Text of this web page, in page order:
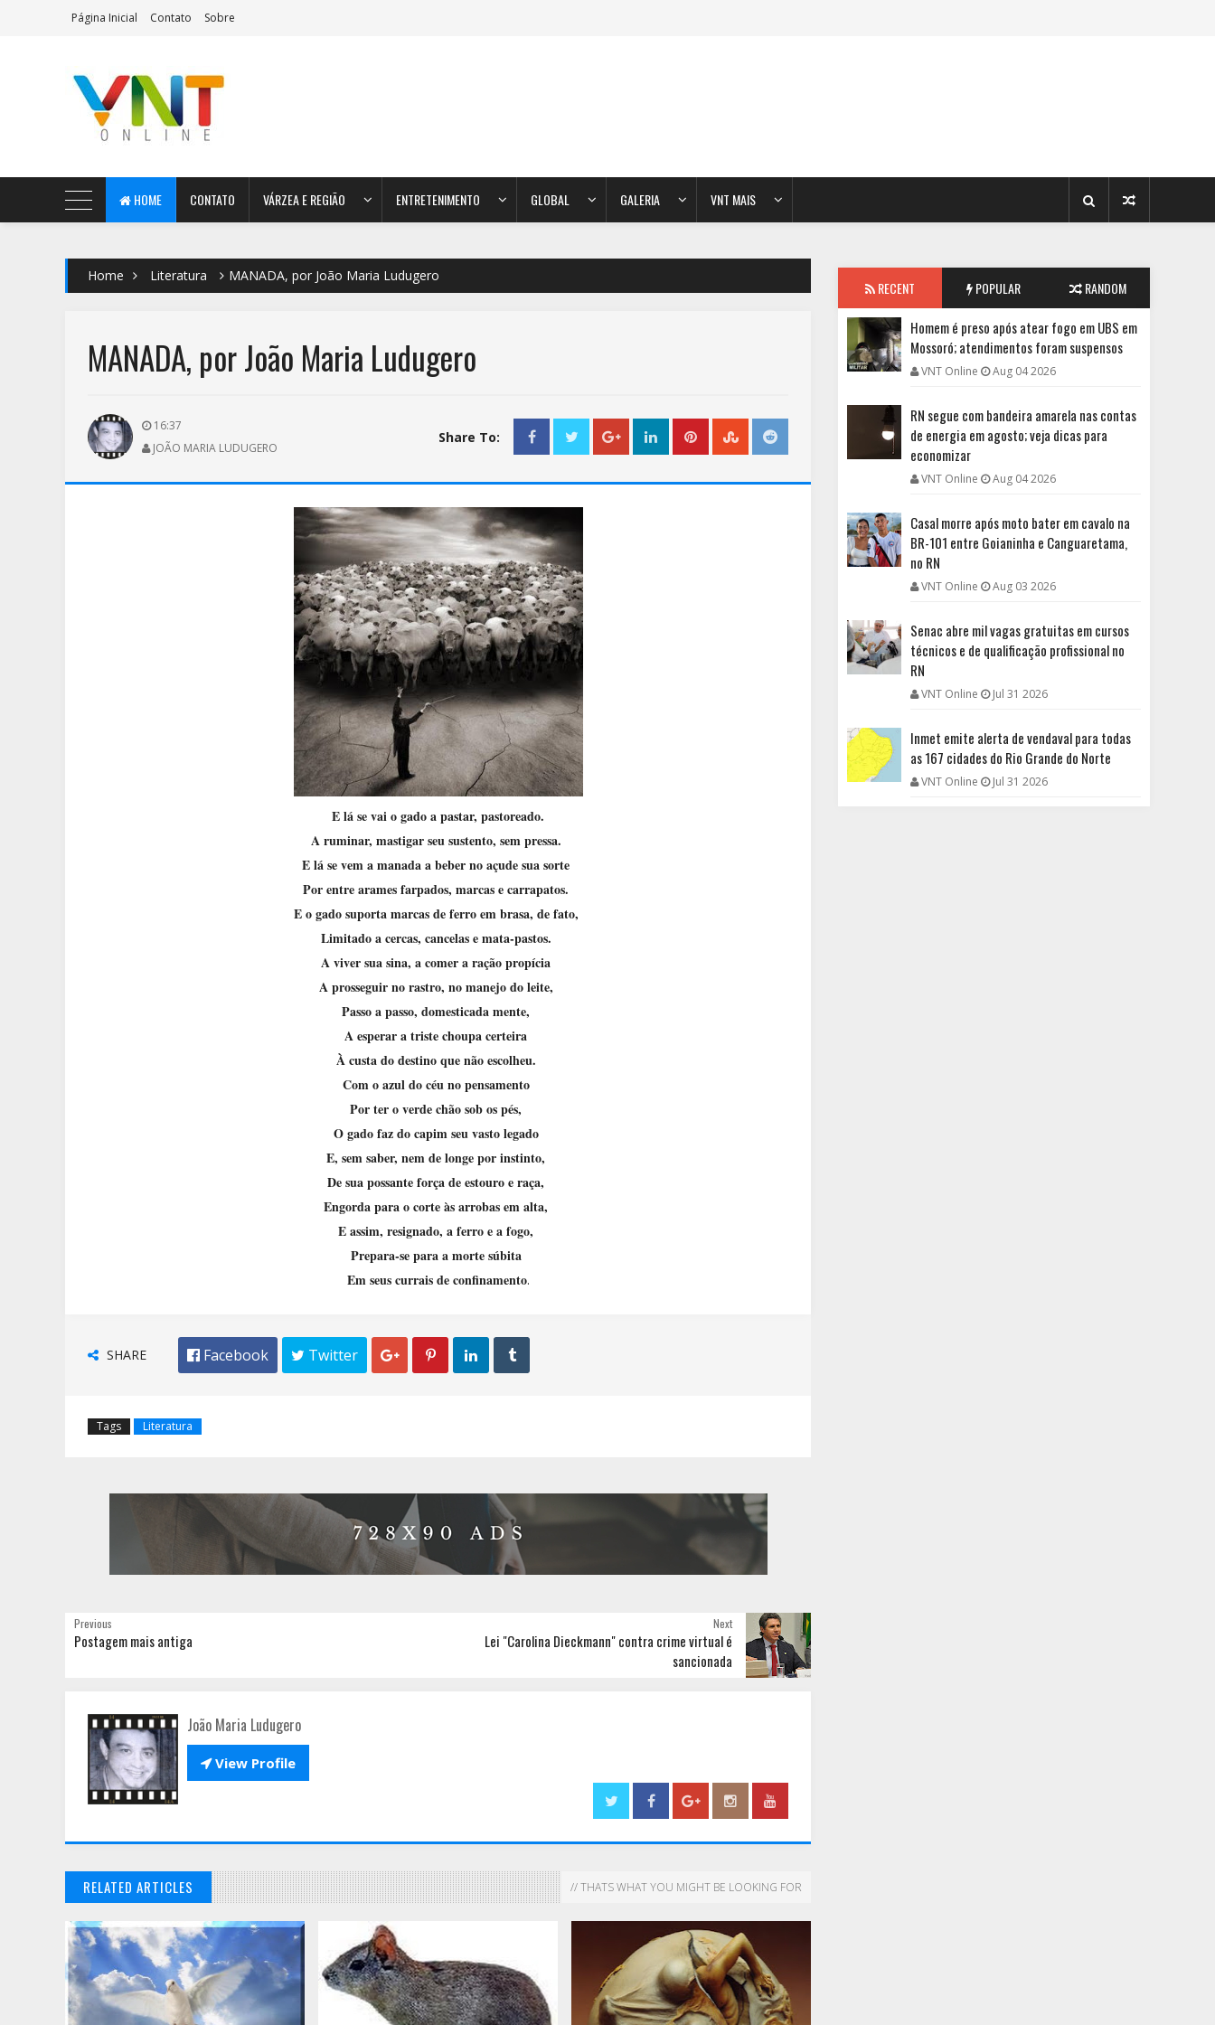
Página Inicial Contato Sobre
AeroMag Blogger Template
HOME CONTATO VÁRZEA E REGIÃO ENTRETENIMENTO GLOBAL GALERIA VNT MAIS
Home Literatura MANADA, por João Maria Ludugero
MANADA, por João Maria Ludugero
16:37
JOÃO MARIA LUDUGERO
Share To:
E lá se vai o gado a pastar, pastoreado.
A ruminar, mastigar seu sustento, sem pressa.
E lá se vem a manada a beber no açude sua sorte
Por entre arames farpados, marcas e carrapatos.
E o gado suporta marcas de ferro em brasa, de fato,
Limitado a cercas, cancelas e mata-pastos.
A viver sua sina, a comer a ração propícia
A prosseguir no rastro, no manejo do leite,
Passo a passo, domesticada mente,
A esperar a triste choupa certeira
À custa do destino que não escolheu.
Com o azul do céu no pensamento
Por ter o verde chão sob os pés,
O gado faz do capim seu vasto legado
E, sem saber, nem de longe por instinto,
De sua possante força de estouro e raça,
Engorda para o corte às arrobas em alta,
E assim, resignado, a ferro e a fogo,
Prepara-se para a morte súbita
Em seus currais de confinamento.
SHARE  Facebook  Twitter    
Tags Literatura
Next
Lei "Carolina Dieckmann" contra crime virtual é
sancionada
Previous
Postagem mais antiga
João Maria Ludugero
View Profile
RELATED ARTICLES // THATS WHAT YOU MIGHT BE LOOKING FOR
RECENT POPULAR RANDOM
Homem é preso após atear fogo em UBS em
Mossoró; atendimentos foram suspensos
VNT Online Aug 04 2026
RN segue com bandeira amarela nas contas
de energia em agosto; veja dicas para
economizar
VNT Online Aug 04 2026
Casal morre após moto bater em cavalo na
BR-101 entre Goianinha e Canguaretama,
no RN
VNT Online Aug 03 2026
Senac abre mil vagas gratuitas em cursos
técnicos e de qualificação profissional no
RN
VNT Online Jul 31 2026
Inmet emite alerta de vendaval para todas
as 167 cidades do Rio Grande do Norte
VNT Online Jul 31 2026